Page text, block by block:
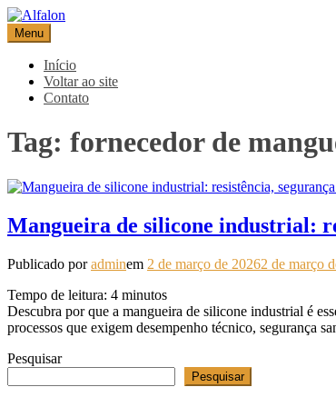
Pular
para
o
conteúdo
Alfalon
comércio e serviços pertinentes aos produtos de
Menu
Início
Voltar ao site
Contato
Tag: fornecedor de
Mangueira de silicone industrial:
Publicado poradminem 2 de março de 20262 de março
Tempo de leitura: 4 minutos
Descubra por que a mangueira de silicone industrial é
processos que exigem desempenho técnico, segurança
Pesquisar
Pesquisar